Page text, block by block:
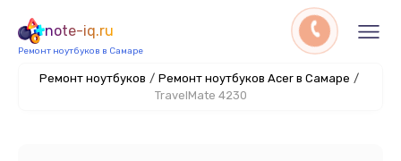
note-iq.ru
Ремонт ноутбуков в Самаре
Ремонт ноутбуков / Ремонт ноутбуков Acer в Самаре /
TravelMate 4230